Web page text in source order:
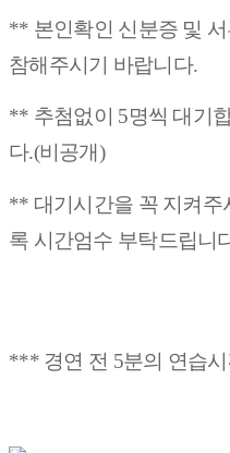
** 본인확인 신분증 및
참해주시기 바랍니다.
** 추첨없이 5명씩 대기
다.(비공개)
** 대기시간을 꼭 지켜주
록 시간엄수 부탁드립니
*** 경연 전 5분의 연습